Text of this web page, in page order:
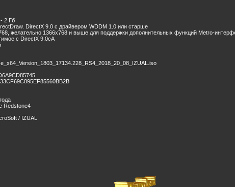
2 Гб
DirectX 9.0 с драйвером WDDM 1.0 или старше
желательно 1366х768 и выше для поддержки дополнительных функций Metro-
с DirectX 9.0cA
Redstone4
/ IZUAL